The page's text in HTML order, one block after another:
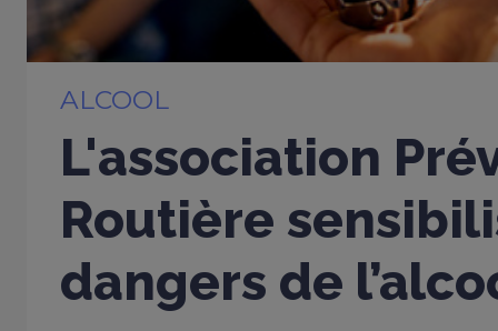
ALCOOL
L'association
Routière
dangers de